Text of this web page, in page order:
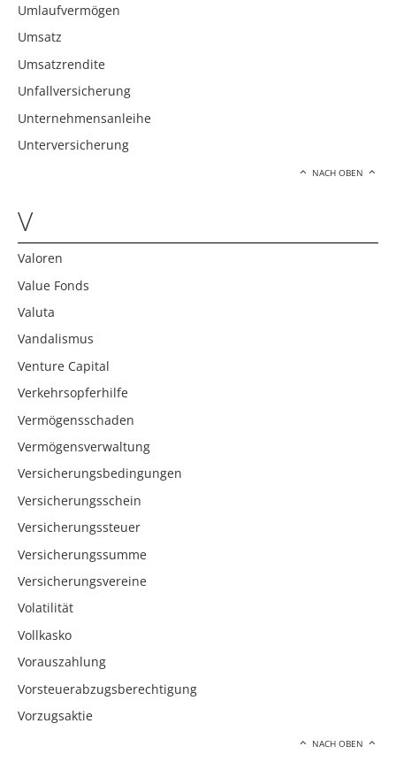
Umlaufvermögen
Umsatz
Umsatzrendite
Unfallversicherung
Unternehmensanleihe
Unterversicherung
NACH OBEN
V
Valoren
Value Fonds
Valuta
Vandalismus
Venture Capital
Verkehrsopferhilfe
Vermögensschaden
Vermögensverwaltung
Versicherungsbedingungen
Versicherungsschein
Versicherungssteuer
Versicherungssumme
Versicherungsvereine
Volatilität
Vollkasko
Vorauszahlung
Vorsteuerabzugsberechtigung
Vorzugsaktie
NACH OBEN